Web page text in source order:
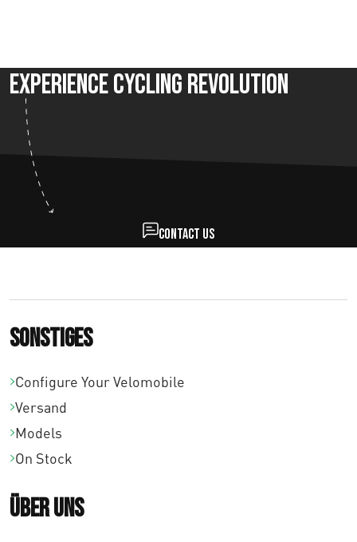
Experience Cycling Revolution
Contact us
Sonstiges
Configure Your Velomobile
Versand
Models
On Stock
Über uns